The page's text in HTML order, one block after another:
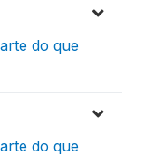
do que
do que